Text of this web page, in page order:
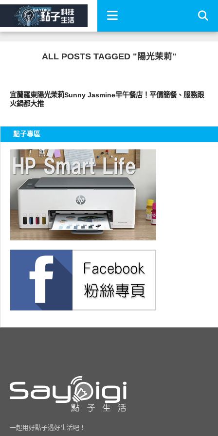
ALL POSTS TAGGED "陽光茉莉"
宜蘭羅東陽光茉莉Sunny Jasmine早午餐店！平價簡餐、服務跟
火鍋都大推
點子專區
一起用好點子過好生活吧！